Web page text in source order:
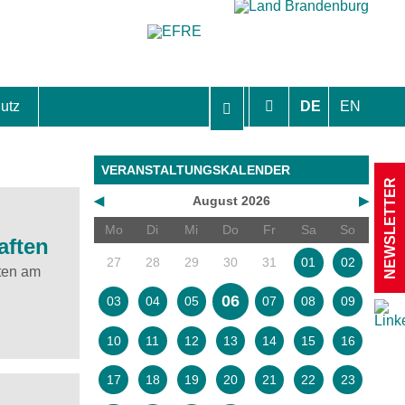
DE EN
am
VERANSTALTUNGSKALENDER
◀ ▶
August 2026
Mo
Di Mi Do Fr Sa So
27 28 29 30 31 01 02
03 04 05 06 07 08 09
10 11 12 13 14 15 16
17 18 19 20 21 22 23
NEWSLETTER